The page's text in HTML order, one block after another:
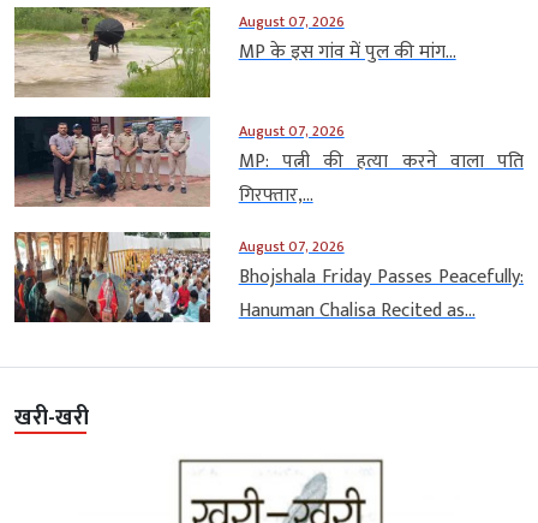
August 07, 2026
MP के इस गांव में पुल की मांग...
August 07, 2026
MP: पत्नी की हत्या करने वाला पति
गिरफ्तार,...
August 07, 2026
Bhojshala Friday Passes Peacefully:
Hanuman Chalisa Recited as...
खरी-खरी